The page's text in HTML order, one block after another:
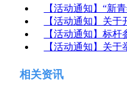
【活动通知】标
相关资讯